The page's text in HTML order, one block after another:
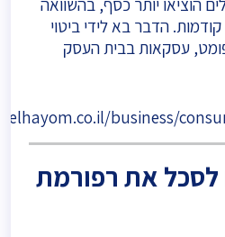
הוציאו יותר כסף, בהשוואה
הדבר בא לידי ביטוי
עסקאות בבית העסק
business/
לסכל את רפורמת